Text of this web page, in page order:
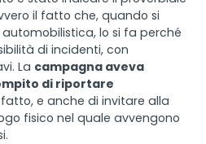
il fatto che, quando si
automobilistica, lo si fa perché
di incidenti, con
La campagna aveva
di riportare
e anche di invitare alla
fisico nel quale avvengono